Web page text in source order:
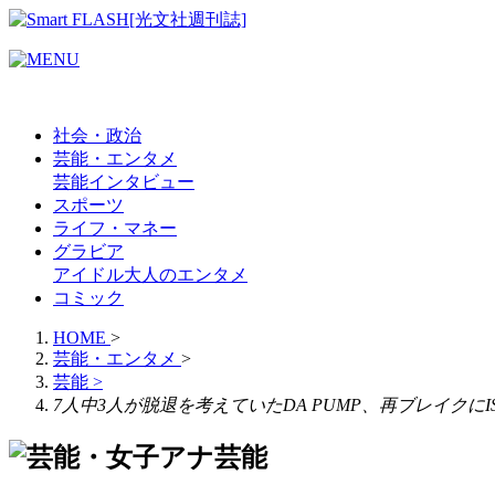
社会・政治
芸能・エンタメ
芸能インタビュー
スポーツ
ライフ・マネー
グラビア
アイドル大人のエンタメ
コミック
HOME >
芸能・エンタメ >
芸能 >
7人中3人が脱退を考えていたDA PUMP、再ブレイクに
芸能